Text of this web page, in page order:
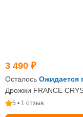
3 490 ₽
Осталось Ожидается
Дрожжи FRANCE
5 • 1 отзыв